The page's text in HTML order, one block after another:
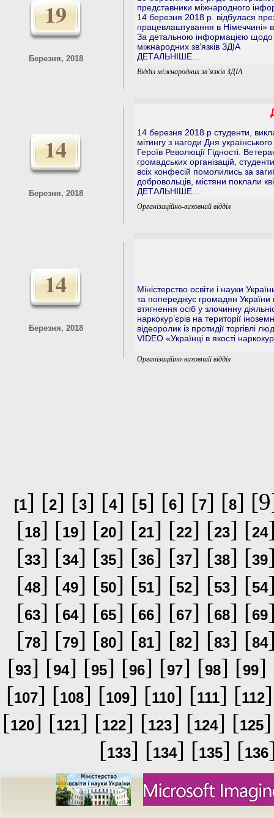
19
Березня, 2018
представники міжнародного
14 березня 2018 р. відбулася
працевлаштування в Німеччині»
За детальною інформацією щодо
міжнародних зв’язків ЗДІА
ДЕТАЛЬНІШЕ…
Відділ міжнародних зв’язків ЗДІА
14
Березня, 2018
14 березня 2018 р студенти,
мітингу з нагоди Дня
Героїв Революції Гідності.
громадських організацій,
всіх конфесій помолились за
добровольців, містяни поклали
ДЕТАЛЬНІШЕ…
Організаційно-виховний відділ
14
Березня, 2018
Міністерство освіти і науки
та попереджує громадян України
втягнення осіб у злочинну
наркокур’єрів на території
відеоролик із протидії торгівлі
VIDEO «Українці в якості
Організаційно-виховний відділ
[1] [2] [3] [4] [5] [6] [7] [8]
[18] [19] [20] [21] [22] [23] [24
[33] [34] [35] [36] [37] [38] [39
[48] [49] [50] [51] [52] [53] [54
[63] [64] [65] [66] [67] [68] [69
[78] [79] [80] [81] [82] [83] [84
[93] [94] [95] [96] [97] [98] [99]
[107] [108] [109] [110] [111] [112
[120] [121] [122] [123] [124] [125
[133] [134] [135] [136